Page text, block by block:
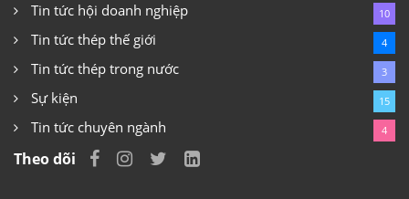
Tin tức hội doanh nghiệp 10
Tin tức thép thế giới 4
Tin tức thép trong nước 3
Sự kiện 15
Tin tức chuyên ngành 4
Theo dõi